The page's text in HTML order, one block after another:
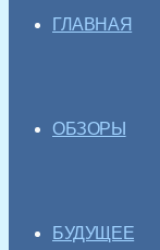
ГЛАВНАЯ
ОБЗОРЫ
БУДУЩЕЕ